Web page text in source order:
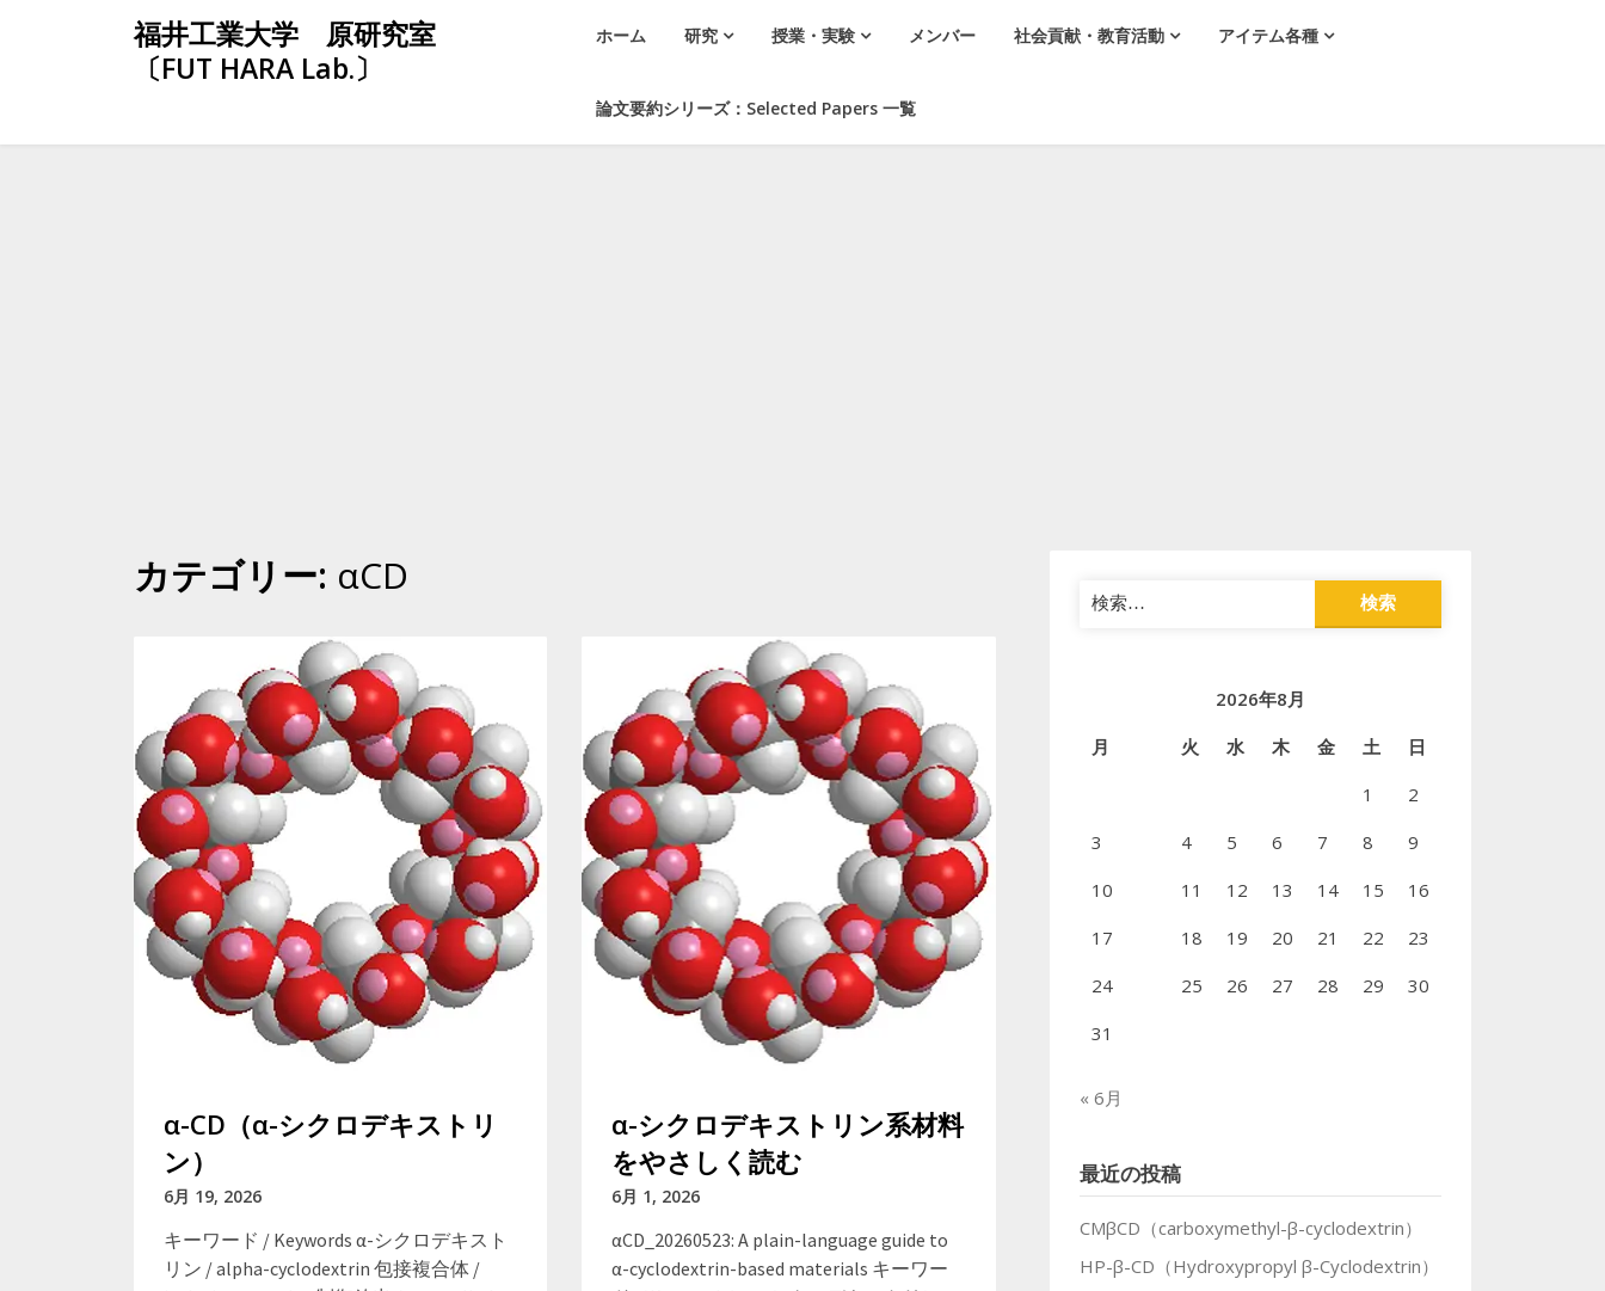
福井工業大学 原研究室
〔FUT HARA Lab.〕
ホーム 研究 授業・実験 メンバー 社会貢献・教育活動 アイテム各種
論文要約シリーズ：Selected Papers 一覧
カテゴリー: αCD
α-CD（α-シクロデキストリ
ン）
6月 19, 2026
キーワード / Keywords α-シクロデキスト
リン / alpha-cyclodextrin 包接複合体 /
α-シクロデキストリン系材料
をやさしく読む
6月 1, 2026
αCD_20260523: A plain-language guide to
α-cyclodextrin-based materials キーワー
検
索:
2026年8月
月
火 水 木 金 土
日
1
2
3
4 5 6 7 8
9
10
11 12 13 14 15
16
17
18 19 20 21 22
23
24
25 26 27 28 29
30
31
« 6月
最近の投稿
CMβCD（carboxymethyl-β-cyclodextrin）
HP-β-CD（Hydroxypropyl β-Cyclodextrin）